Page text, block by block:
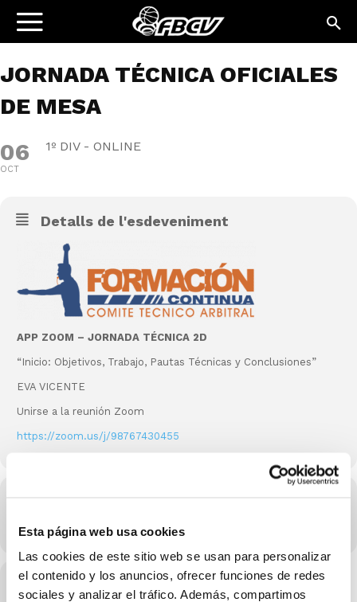
Esta página web usa cookies
Las cookies de este sitio web se usan para personalizar
el contenido y los anuncios, ofrecer funciones de redes
sociales y analizar el tráfico. Además, compartimos
JORNADA TÉCNICA OFICIALES
DE MESA
06
OCT
1º DIV - ONLINE
Detalls de l'esdeveniment
APP ZOOM – JORNADA TÉCNICA 2D
“Inicio: Objetivos, Trabajo, Pautas Técnicas y Conclusiones”
EVA VICENTE
Unirse a la reunión Zoom
https://zoom.us/j/98767430455
06/10/2021 20:15 - 21:45 (GMT-11:00)
MÉS INFO